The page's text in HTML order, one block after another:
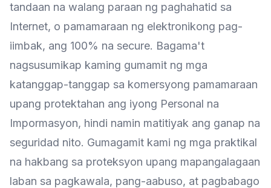
tandaan na walang paraan ng paghahatid sa
Internet, o pamamaraan ng elektronikong pag-
iimbak, ang 100% na secure. Bagama't
nagsusumikap kaming gumamit ng mga
katanggap-tanggap sa komersyong pamamaraan
upang protektahan ang iyong Personal na
Impormasyon, hindi namin matitiyak ang ganap na
seguridad nito. Gumagamit kami ng mga praktikal
na hakbang sa proteksyon upang mapangalagaan
laban sa pagkawala, pang-aabuso, at pagbabago